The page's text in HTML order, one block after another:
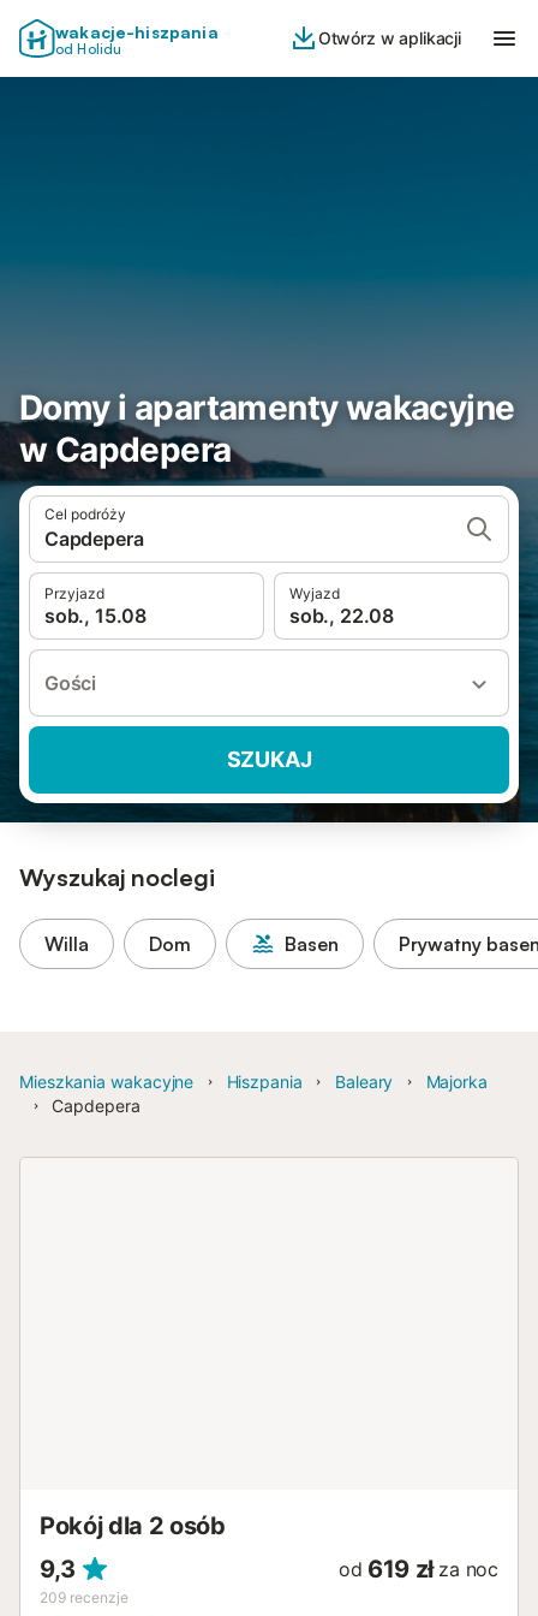
wakacje-hiszpania
od Holidu
Otwórz w aplikacji
Domy i apartamenty wakacyjne
w Capdepera
Cel podróży
Capdepera
Przyjazd
sob., 15.08
Wyjazd
sob., 22.08
Gości
SZUKAJ
Wyszukaj noclegi
Willa Dom Basen Prywatny
Mieszkania wakacyjne Hiszpania Baleary
Majorka
Capdepera
Pokój dla 2 osób
9,3
209 recenzje
od 619 zł za noc